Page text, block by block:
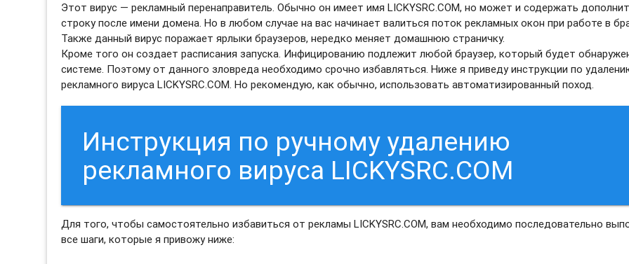
Этот вирус — рекламный перенаправитель. Обычно он имеет имя LICKYSRC.COM, но может и содержать
строку после имени домена. Но в любом случае на вас начинает валиться поток рекламных окон при работе в
Также данный вирус поражает ярлыки браузеров, нередко меняет домашнюю страничку.
Кроме того он создает расписания запуска. Инфицированию подлежит любой браузер, который будет
системе. Поэтому от данного зловреда необходимо срочно избавляться. Ниже я приведу инструкции по
рекламного вируса LICKYSRC.COM. Но рекомендую, как обычно, использовать автоматизированный поход.
Инструкция по ручному удалению
рекламного вируса LICKYSRC.COM
Для того, чтобы самостоятельно избавиться от рекламы LICKYSRC.COM, вам необходимо последовательно
все шаги, которые я привожу ниже: